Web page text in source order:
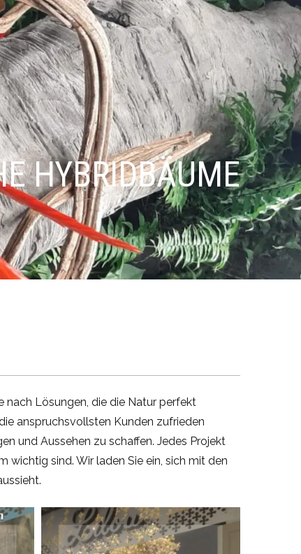
HYBRIDBÄUME
nach Lösungen, die die Natur perfekt
anspruchsvollsten Kunden zufrieden
und Aussehen zu schaffen. Jedes Projekt
wichtig sind. Wir laden Sie ein, sich mit den